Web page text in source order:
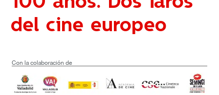
del cine europeo
Con la colaboración de